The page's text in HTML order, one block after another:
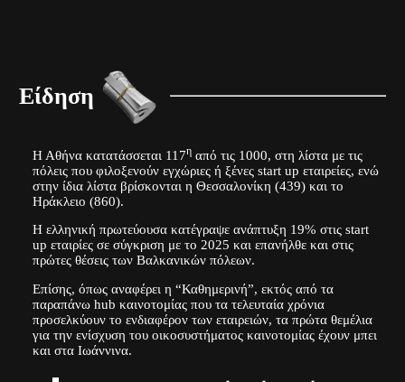
Είδηση
Η Αθήνα κατατάσσεται 117ηαπό τις 1000, στη λίστα με τις
πόλεις που φιλοξενούν εγχώριες ή ξένες start up εταιρείες, ενώ
στην ίδια λίστα βρίσκονται η Θεσσαλονίκη (439) και το
Ηράκλειο (860).
H ελληνική πρωτεύουσα κατέγραψε ανάπτυξη 19% στις start
up εταιρίες σε σύγκριση με το 2025 και επανήλθε και στις
πρώτες θέσεις των Βαλκανικών πόλεων.
Επίσης, όπως αναφέρει η “Καθημερινή”, εκτός από τα
παραπάνω hub καινοτομίας που τα τελευταία χρόνια
προσελκύουν το ενδιαφέρον των εταιρειών, τα πρώτα θεμέλια
για την ενίσχυση του οικοσυστήματος καινοτομίας έχουν μπει
και στα Ιωάννινα.